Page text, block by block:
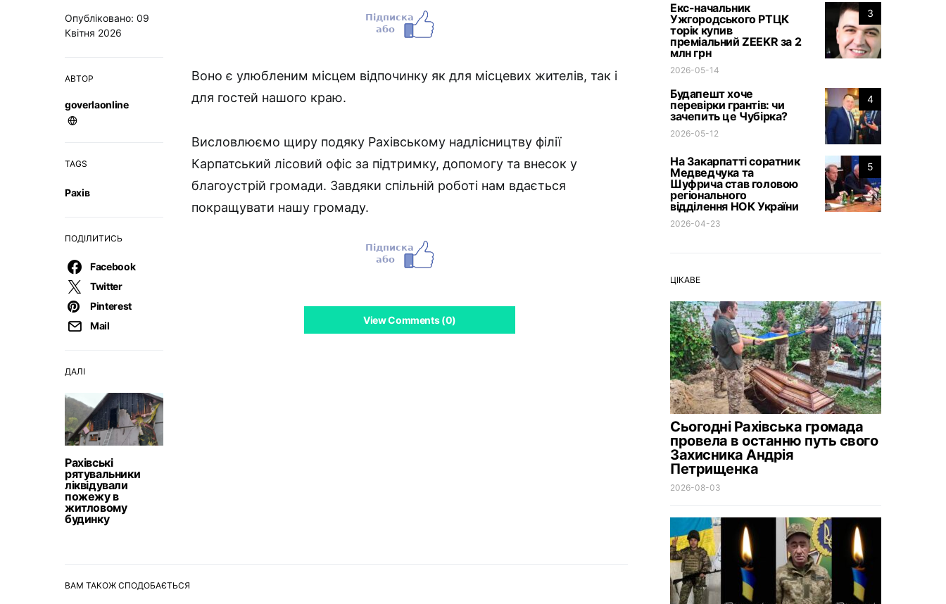
ДАЛІ
Рахівські
рятувальники
ліквідували
пожежу в
житловому
будинку
Опубліковано: 09
Квітня 2026
АВТОР
goverlaonline
TAGS
Рахів
ПОДІЛИТИСЬ
Facebook
Twitter
Pinterest
Mail
Воно є улюбленим місцем відпочинку як для місцевих жителів, так і
для гостей нашого краю.
Висловлюємо щиру подяку Рахівському надлісництву філії
Карпатський лісовий офіс за підтримку, допомогу та внесок у
благоустрій громади. Завдяки спільній роботі нам вдається
покращувати нашу громаду.
View Comments (0)
ВАМ ТАКОЖ СПОДОБАЄТЬСЯ
3
Екс-начальник
Ужгородського РТЦК
торік купив
преміальний ZEEKR за 2
млн грн
2026-05-14
4
Будапешт хоче
перевірки грантів: чи
зачепить це Чубірка?
2026-05-12
5
На Закарпатті соратник
Медведчука та
Шуфрича став головою
регіонального
відділення НОК України
2026-04-23
ЦІКАВЕ
Сьогодні Рахівська громада
провела в останню путь свого
Захисника Андрія
Петрищенка
2026-08-03